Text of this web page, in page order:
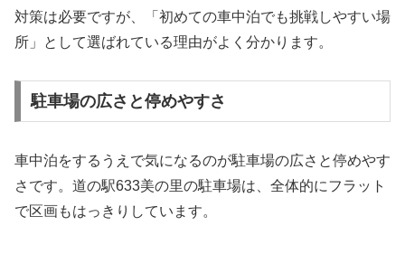
対策は必要ですが、「初めての車中泊でも挑戦しやすい場
所」として選ばれている理由がよく分かります。
駐車場の広さと停めやすさ
車中泊をするうえで気になるのが駐車場の広さと停めやす
さです。道の駅633美の里の駐車場は、全体的にフラット
で区画もはっきりしています。